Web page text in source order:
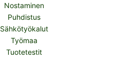
Nostaminen
Puhdistus
Sähkötyökalut
Työmaa
Tuotetestit